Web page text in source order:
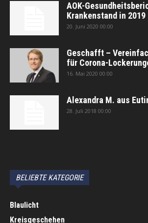
AOK-
Krankenstand in
20. Juni 2020 00:00
Geschafft –
für Corona-
16. Mai 2020 00:00
Alexandra M. aus
28. Juli 2018 00:00
BELIEBTE KATEGORIE
Blaulicht
Kreisgeschehen